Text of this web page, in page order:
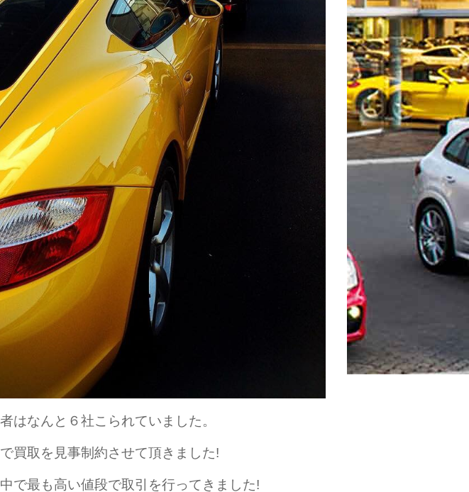
はなんと６社こられていました。
買取を見事制約させて頂きました!
で最も高い値段で取引を行ってきました!